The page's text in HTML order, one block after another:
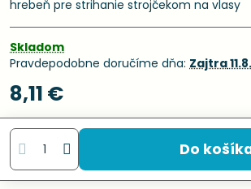
hrebeň pre strihanie strojčekom na vlasy
Skladom
Pravdepodobne doručíme dňa: Zajtra
8,11 €
Do